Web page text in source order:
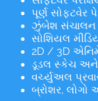
પૂર્ણ સોફ્ટવેર
ઝુંબેશ સંચાલન
સોશિયલ
2D / 3D
ડૂડલ સ્કેચ અને
વર્ચ્યુઅલ
બ્રોશર, લોગો